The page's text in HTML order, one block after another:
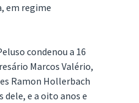
em regime
condenou a 16
Marcos Valério,
Ramon Hollerbach
dele, e a oito anos e